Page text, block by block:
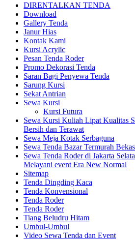
DIRENTALKAN TENDA
Download
Gallery Tenda
Janur Hias
Kontak Kami
Kursi Acrylic
Pesan Tenda Roder
Promo Dekorasi Tenda
Saran Bagi Penyewa Tenda
Sarung Kursi
Sekat Antrian
Sewa Kursi
Kursi Futura
Sewa Kursi Kuliah Lipat Kualitas
Bersih dan Terawat
Sewa Meja Kotak Serbaguna
Sewa Tenda Bazar Termurah
Sewa Tenda Roder di Jakarta
Melayani event Era New Normal
Sitemap
Tenda Dingding Kaca
Tenda Konvensional
Tenda Roder
Tenda Roder
Tiang Beludru Hitam
Umbul-Umbul
Video Sewa Tenda dan Event